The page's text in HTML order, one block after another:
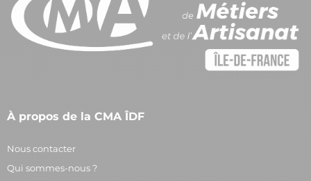
À propos de la CMA ÎDF
Nous contacter
Qui sommes-nous ?